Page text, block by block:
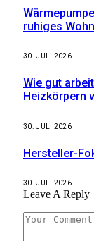
ruhiges
30. JULI 2026
Wie gut
Heizkörpern
30. JULI 2026
Hersteller-
30. JULI 2026
Leave A Reply